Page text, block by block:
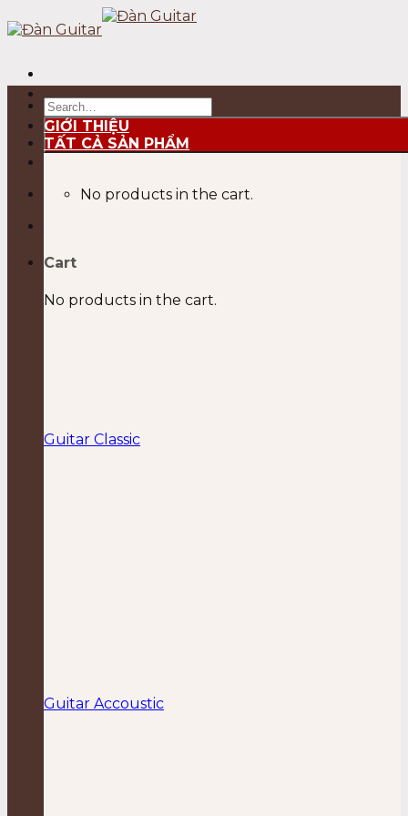
to
Search
for:
No products in the cart.
Cart
No products in the cart.
GIỚI THIỆU
TẤT CẢ SẢN PHẨM
Guitar Classic
Guitar Accoustic